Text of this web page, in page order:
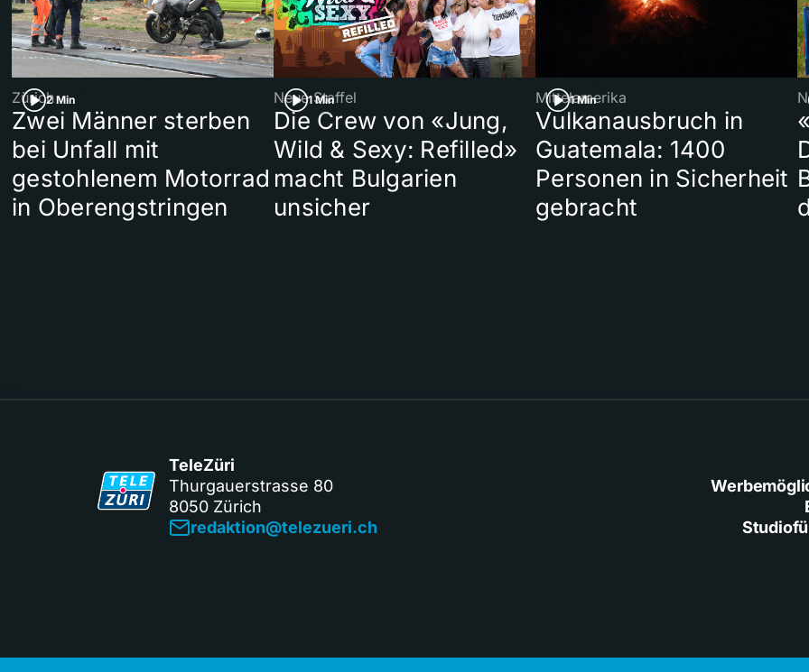
2 Min
Zürich
Zwei Männer sterben
bei Unfall mit
gestohlenem Motorrad
in Oberengstringen
1 Min
Neue Staffel
Die Crew von «Jung,
Wild & Sexy: Refilled»
macht Bulgarien
unsicher
1 Min
Mittelamerika
Vulkanausbruch in
Guatemala: 1400
Personen in Sicherheit
gebracht
TeleZüri
Thurgauerstrasse 80
8050 Zürich
redaktion@telezueri.ch